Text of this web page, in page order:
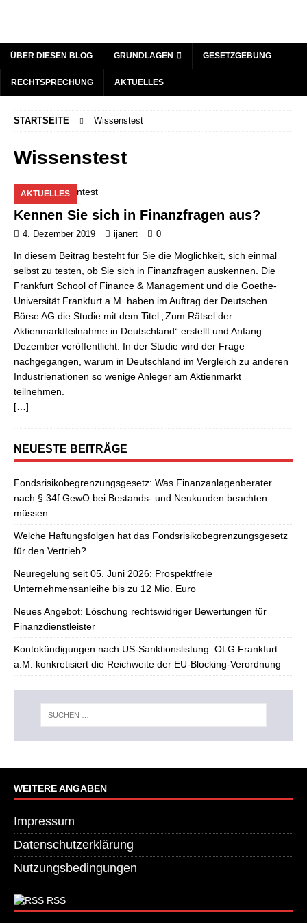
ÜBER DIESEN BLOG GRUNDLAGEN GESETZGEBUNG
RECHTSPRECHUNG AKTUELLES
STARTSEITE Wissenstest
Wissenstest
AKTUELLES
Kennen Sie sich in Finanzfragen aus?
4. Dezember 2019 ijanert 0
In diesem Beitrag besteht für Sie die Möglichkeit, sich einmal
selbst zu testen, ob Sie sich in Finanzfragen auskennen. Die
Frankfurt School of Finance & Management und die Goethe-
Universität Frankfurt a.M. haben im Auftrag der Deutschen
Börse AG die Studie mit dem Titel „Zum Rätsel der
Aktienmarktteilnahme in Deutschland“ erstellt und Anfang
Dezember veröffentlicht. In der Studie wird der Frage
nachgegangen, warum in Deutschland im Vergleich zu anderen
Industrienationen so wenige Anleger am Aktienmarkt
teilnehmen.
[…]
NEUESTE BEITRÄGE
Fondsrisikobegrenzungsgesetz: Was Finanzanlagenberater
nach § 34f GewO bei Bestands- und Neukunden beachten
müssen
Welche Haftungsfolgen hat das Fondsrisikobegrenzungsgesetz
für den Vertrieb?
Neuregelung seit 05. Juni 2026: Prospektfreie
Unternehmensanleihe bis zu 12 Mio. Euro
Neues Angebot: Löschung rechtswidriger Bewertungen für
Finanzdienstleister
Kontokündigungen nach US-Sanktionslistung: OLG Frankfurt
a.M. konkretisiert die Reichweite der EU-Blocking-Verordnung
WEITERE ANGABEN
Impressum
Datenschutzerklärung
Nutzungsbedingungen
RSS